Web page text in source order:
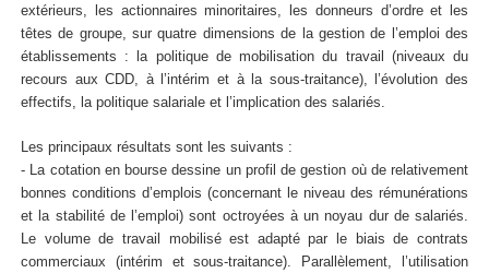
extérieurs, les actionnaires minoritaires, les donneurs d’ordre et les
têtes de groupe, sur quatre dimensions de la gestion de l’emploi des
établissements : la politique de mobilisation du travail (niveaux du
recours aux CDD, à l’intérim et à la sous-traitance), l’évolution des
effectifs, la politique salariale et l’implication des salariés.
Les principaux résultats sont les suivants :
- La cotation en bourse dessine un profil de gestion où de relativement
bonnes conditions d’emplois (concernant le niveau des rémunérations
et la stabilité de l’emploi) sont octroyées à un noyau dur de salariés.
Le volume de travail mobilisé est adapté par le biais de contrats
commerciaux (intérim et sous-traitance). Parallèlement, l’utilisation